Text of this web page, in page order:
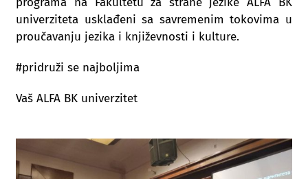
univerziteta usklađeni sa savremenim tokovima u
proučavanju jezika i književnosti i kulture.
#pridruži se najboljima
Vaš ALFA BK univerzitet